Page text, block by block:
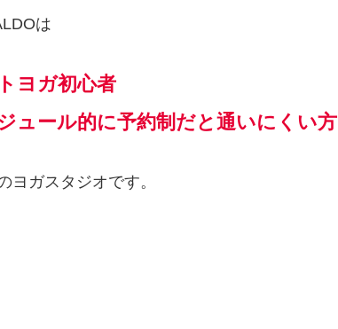
は
ヨガ初心者
ュール的に予約制だと通いにくい方
ヨガスタジオです。